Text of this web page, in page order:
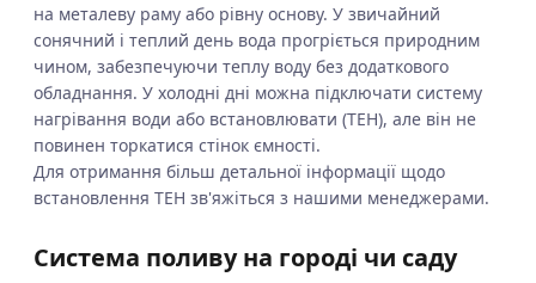
на металеву раму або рівну основу. У звичайний
сонячний і теплий день вода прогріється природним
чином, забезпечуючи теплу воду без додаткового
обладнання. У холодні дні можна підключати систему
нагрівання води або встановлювати (ТЕН), але він не
повинен торкатися стінок ємності.
Для отримання більш детальної інформації щодо
встановлення ТЕН зв'яжіться з нашими менеджерами.
Система поливу на городі чи саду